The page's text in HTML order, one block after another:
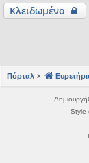
Κλειδωμένο
Πόρταλ
Style